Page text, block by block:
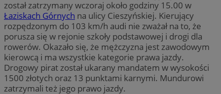
został zatrzymany wczoraj około godziny 15.00 w
Łaziskach Górnych na ulicy Cieszyńskiej. Kierujący
rozpędzonym do 103 km/h audi nie zważał na to, że
porusza się w rejonie szkoły podstawowej i drogi dla
rowerów. Okazało się, że mężczyzna jest zawodowym
kierowcą i ma wszystkie kategorie prawa jazdy.
Drogowy pirat został ukarany mandatem w wysokości
1500 złotych oraz 13 punktami karnymi. Mundurowi
zatrzymali też jego prawo jazdy.